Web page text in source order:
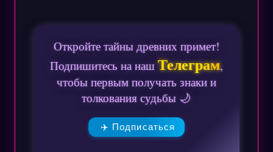
Откройте тайны древних примет!
Подпишитесь на нашТелеграм,
чтобы первым получать знаки и
толкования судьбы 🌙
✈️ Подписаться